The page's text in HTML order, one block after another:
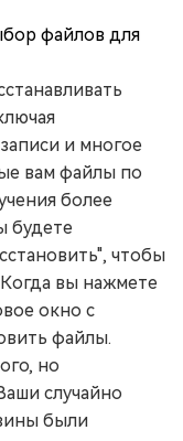
файлов для
и многое
вам файлы по
более
будете
чтобы
вы нажмете
окно с
файлы.
но
случайно
были